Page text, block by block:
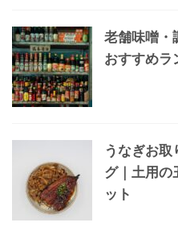
老舗味噌・
おすすめラ
うなぎお取
グ｜土用の
ット